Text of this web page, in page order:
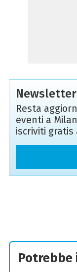
Resta
eventi a
iscriviti
Potrebbe